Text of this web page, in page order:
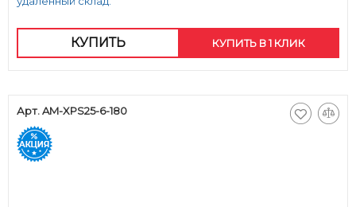
КУПИТЬ КУПИТЬ В 1 КЛИК
Арт. AM-XPS25-6-180